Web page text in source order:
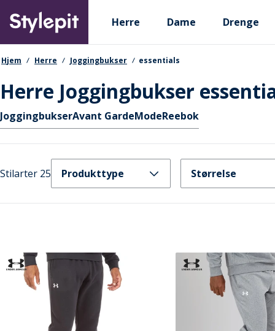
main
content
Primary departments
Herre Dame Drenge
navigationssti
Hjem Herre Joggingbukser essentials
Herre Joggingbukser
Hurtige links
JoggingbukserAvant GardeModeReebok
Stilarter 25 Produkttype Størrelse